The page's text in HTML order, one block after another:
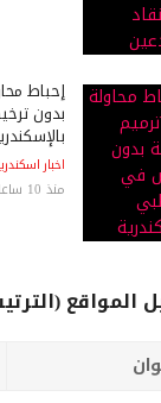
إحباط
بدون
اخبار
منذ 10 ساعات
المواقع